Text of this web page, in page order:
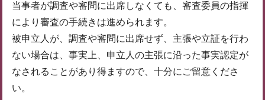
当事者が調査や審問に出席しなくても、審査委員の指揮
により審査の手続きは進められます。
被申立人が、調査や審問に出席せず、主張や立証を行わ
ない場合は、事実上、申立人の主張に沿った事実認定が
なされることがあり得ますので、十分にご留意くださ
い。